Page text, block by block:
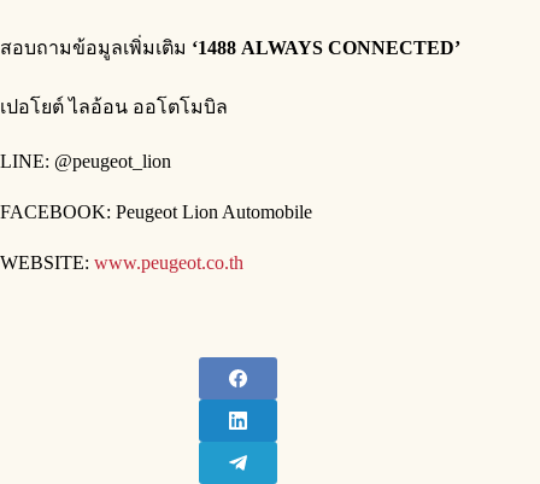
สอบถามข้อมูลเพิ่มเติม ‘1488 ALWAYS CONNECTED’
เปอโยต์ ไลอ้อน ออโตโมบิล
LINE: @peugeot_lion
FACEBOOK: Peugeot Lion Automobile
WEBSITE: www.peugeot.co.th